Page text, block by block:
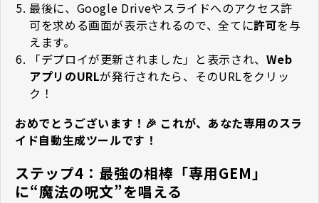
最後に、Google Driveやスライドへのアクセス許
可を求める画面が表示されるので、全てに許可を与
えます。
「デプロイが更新されました」と表示され、 Web
アプリのURLが発行されたら、そのURLをクリッ
ク！
おめでとうございます！🎉 これが、あなた専用のスラ
イド自動生成ツールです！
ステップ4：最強の相棒「専用GEM」
に“魔法の呪文”を唱える